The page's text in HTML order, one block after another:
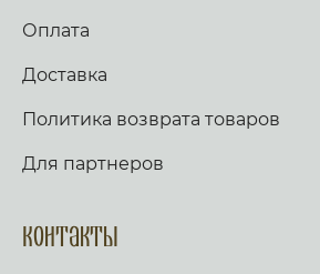
Оплата
Доставка
Политика возврата товаров
Для партнеров
Контакты